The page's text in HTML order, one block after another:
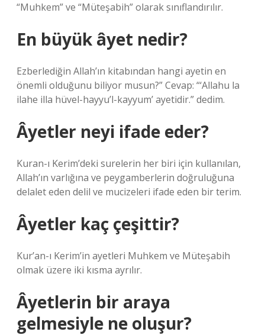
“Muhkem” ve “Müteşabih” olarak sınıflandırılır.
En büyük âyet nedir?
Ezberlediğin Allah’ın kitabından hangi ayetin en
önemli olduğunu biliyor musun?” Cevap: “‘Allahu la
ilahe illa hüvel-hayyu’l-kayyum’ ayetidir.” dedim.
Âyetler neyi ifade eder?
Kuran-ı Kerim’deki surelerin her biri için kullanılan,
Allah’ın varlığına ve peygamberlerin doğruluğuna
delalet eden delil ve mucizeleri ifade eden bir terim.
Âyetler kaç çeşittir?
Kur’an-ı Kerim’in ayetleri Muhkem ve Müteşabih
olmak üzere iki kısma ayrılır.
Âyetlerin bir araya
gelmesiyle ne oluşur?